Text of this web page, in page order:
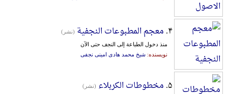
۴. معجم المطبوعات النجفیة (نشر)
منذ دخول الطباعة إلی النجف حتی الآن
نویسنده: شیخ محمد هادی امینی نجفی
۵. مخطوطات الکربلاء (نشر)